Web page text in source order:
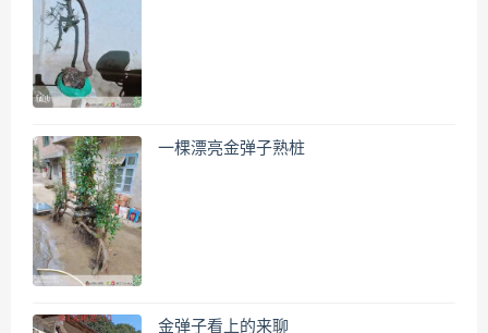
一棵漂亮金弹子熟桩
金弹子看上的来聊